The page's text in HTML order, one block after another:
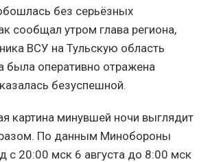
без серьёзных
сообщал утром глава региона,
ВСУ на Тульскую область
была оперативно отражена
безуспешной.
картина минувшей ночи выглядит
По данным Минобороны
с 20:00 мск 6 августа до 8:00 мск